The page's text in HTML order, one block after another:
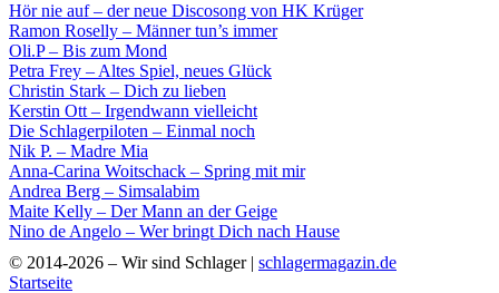
Hör nie auf – der neue Discosong von HK Krüger
Ramon Roselly – Männer tun’s immer
Oli.P – Bis zum Mond
Petra Frey – Altes Spiel, neues Glück
Christin Stark – Dich zu lieben
Kerstin Ott – Irgendwann vielleicht
Die Schlagerpiloten – Einmal noch
Nik P. – Madre Mia
Anna-Carina Woitschack – Spring mit mir
Andrea Berg – Simsalabim
Maite Kelly – Der Mann an der Geige
Nino de Angelo – Wer bringt Dich nach Hause
© 2014-2026 – Wir sind Schlager | schlagermagazin.de
Startseite